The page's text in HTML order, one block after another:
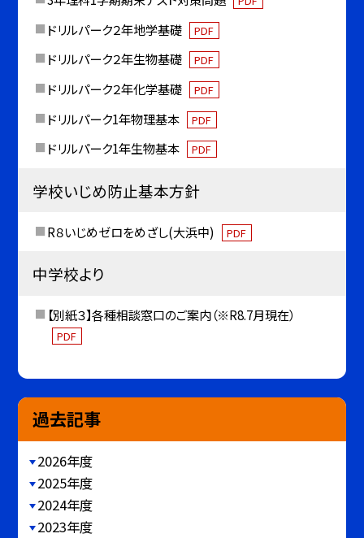
ドリルパーク２年地学基礎 PDF
ドリルパーク２年生物基礎 PDF
ドリルパーク２年化学基礎 PDF
ドリルパーク1年物理基本 PDF
ドリルパーク1年生物基本 PDF
学校いじめ防止基本方針
R８いじめゼロをめざし(大浜中) PDF
中学校より
【別紙３】各種相談窓口のご案内（※R8.7月現在）
PDF
過去記事
2026年度
2025年度
2024年度
2023年度